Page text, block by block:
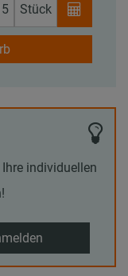
Stück
individuellen